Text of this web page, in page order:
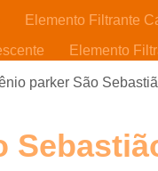
Elemento Filtrante
Elemento
Ativado
Elemento
Distribuidores de
parker São